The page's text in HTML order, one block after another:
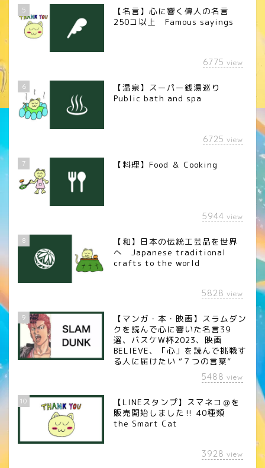
5
【名言】心に響く偉人の名言
250コ以上 Famous sayings
6775 view
6
【温泉】スーパー銭湯巡り
Public bath and spa
6725 view
7 【料理】Food ＆ Cooking
5944 view
8
【和】日本の伝統工芸品を世界
へ Japanese traditional
crafts to the world
5828 view
9
【マンガ・本・映画】スラムダン
クを読んで心に響いた名言39
選、バスケW杯2023、映画
BELIEVE、「心」を読んで挑戦す
る人に届けたい “７つの言葉”
5488 view
10
【LINEスタンプ】スマネコ＠を
販売開始しました‼︎ 40種類
the Smart Cat
3928 view